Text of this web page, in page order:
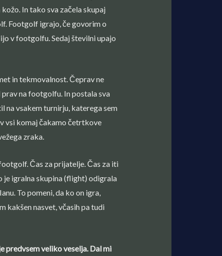
In tako sva začela skupaj
Footgolf igrajo, če govorim o
v footgolfu. Sedaj številni upajo
in tekmovalnost. Čeprav ne
na footgolfu. In postala sva
na vsakem turnirju, katerega sem
vsi komaj čakamo četrtkove
zraka.
Čas za prijatelje. Čas za iti
je igralna skupina (flight) odigrala
To pomeni, da ko on igra,
kakšen nasvet, včasih pa tudi
predvsem veliko veselja. Dal mi